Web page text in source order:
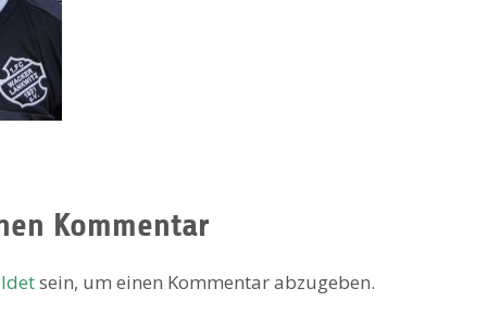
Kommentar
sein, um einen Kommentar abzugeben.